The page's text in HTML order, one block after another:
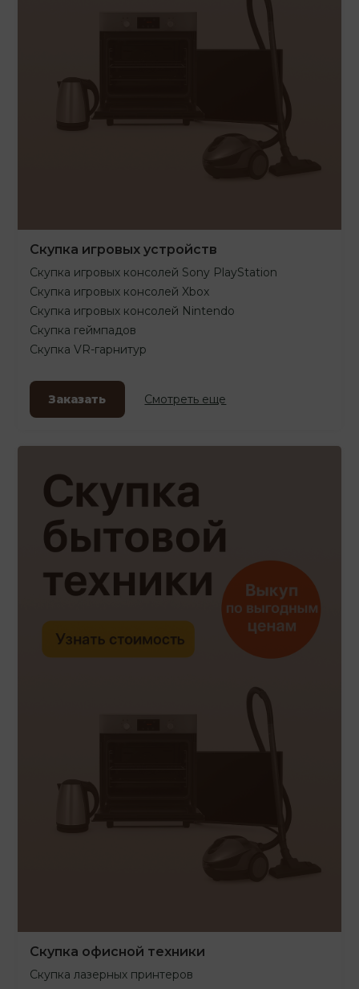
Скупка игровых устройств
Скупка игровых консолей Sony PlayStation
Скупка игровых консолей Xbox
Скупка игровых консолей Nintendo
Скупка геймпадов
Скупка VR-гарнитур
Заказать Смотреть еще
Скупка офисной техники
Скупка лазерных принтеров